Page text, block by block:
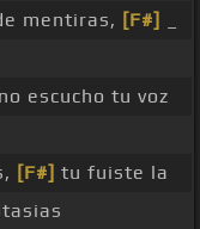
mentiras, [F#]
escucho tu voz
[F#] tu fuiste la